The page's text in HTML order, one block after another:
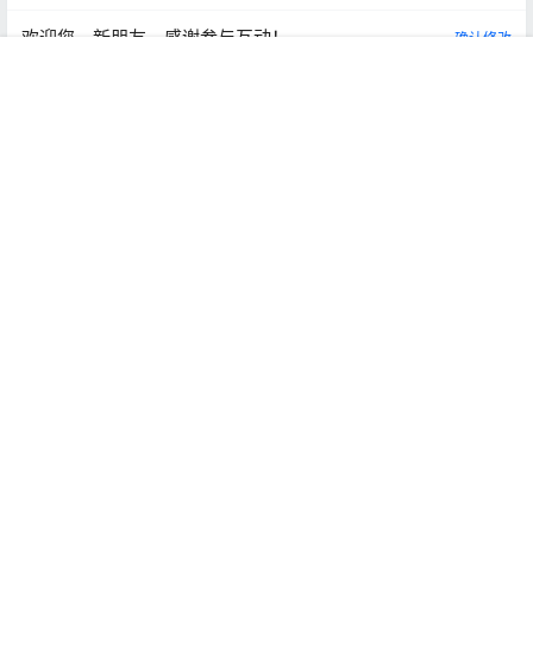
欢迎您，新朋友，感谢参与互动！ 确认修改